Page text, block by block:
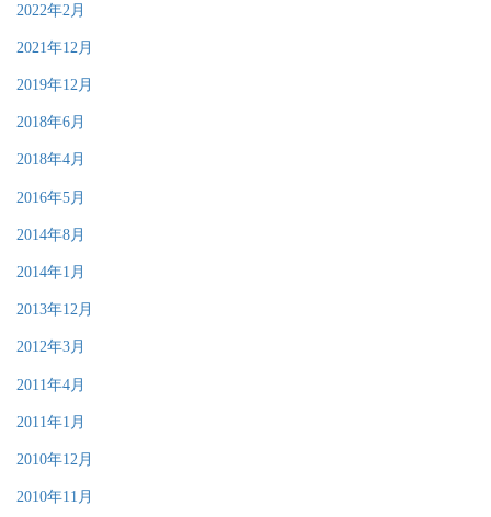
2022年2月
2021年12月
2019年12月
2018年6月
2018年4月
2016年5月
2014年8月
2014年1月
2013年12月
2012年3月
2011年4月
2011年1月
2010年12月
2010年11月